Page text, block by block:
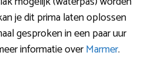
je dit prima laten oplossen
gesproken in een paar uur
informatie overMarmer.